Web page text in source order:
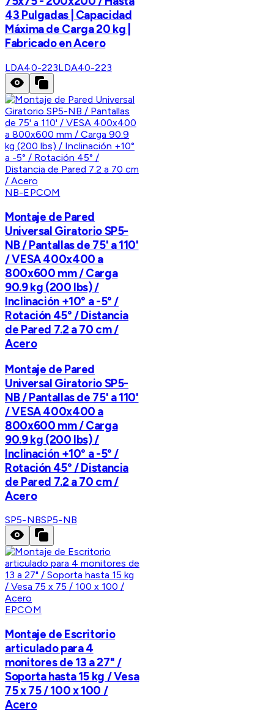
43 Pulgadas | Capacidad
Máxima de Carga 20 kg |
Fabricado en Acero
LDA40-223LDA40-223
NB-EPCOM
Montaje de Pared
Universal Giratorio SP5-
NB / Pantallas de 75' a 110'
/ VESA 400x400 a
800x600 mm / Carga
90.9 kg (200 lbs) /
Inclinación +10° a -5° /
Rotación 45° / Distancia
de Pared 7.2 a 70 cm /
Acero
Montaje de Pared
Universal Giratorio SP5-
NB / Pantallas de 75' a 110'
/ VESA 400x400 a
800x600 mm / Carga
90.9 kg (200 lbs) /
Inclinación +10° a -5° /
Rotación 45° / Distancia
de Pared 7.2 a 70 cm /
Acero
SP5-NBSP5-NB
EPCOM
Montaje de Escritorio
articulado para 4
monitores de 13 a 27" /
Soporta hasta 15 kg / Vesa
75 x 75 / 100 x 100 /
Acero